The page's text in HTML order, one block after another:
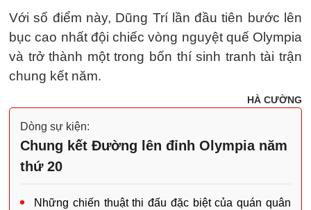
Với số điểm này, Dũng Trí lần đầu tiên bước lên
bục cao nhất đội chiếc vòng nguyệt quế Olympia
và trở thành một trong bốn thí sinh tranh tài trận
chung kết năm.
HÀ CƯỜNG
Dòng sự kiện:
Chung kết Đường lên đỉnh Olympia năm
thứ 20
Những chiến thuật thi đấu đặc biệt của quán quân